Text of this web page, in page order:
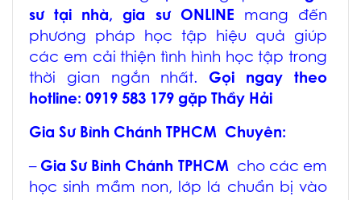
sư tại nhà, gia sư ONLINE mang đến
phương pháp học tập hiệu quả giúp
các em cải thiện tình hình học tập trong
thời gian ngắn nhất. Gọi ngay theo
hotline: 0919 583 179 gặp Thầy Hải
Gia Sư Bình Chánh TPHCM Chuyên:
– Gia Sư Bình Chánh TPHCM cho các em
học sinh mầm non, lớp lá chuẩn bị vào